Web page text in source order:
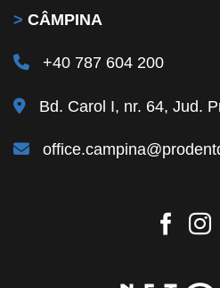
> CÂMPINA
+40 787 604 200
Bd. Carol I, nr. 64, Jud.